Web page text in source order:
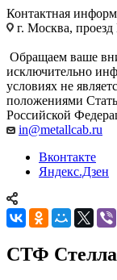
Контактная
г. Москва,
Обращаем ваше
исключительно
условиях не
положениями
Российской
in@metallcab.ru
Вконтакте
Яндекс.Дзен
СТФ